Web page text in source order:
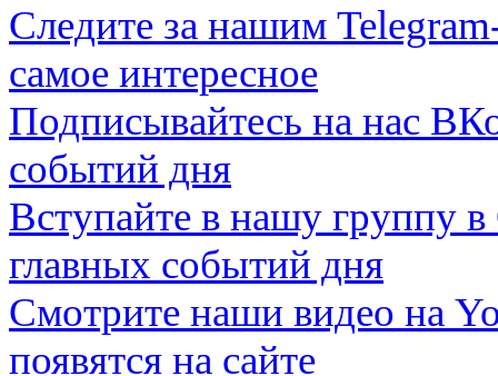
Следите за нашим
самое интересное
Подписывайтесь на нас
событий дня
Вступайте в нашу группу в
главных событий дня
Смотрите наши видео на
появятся на сайте